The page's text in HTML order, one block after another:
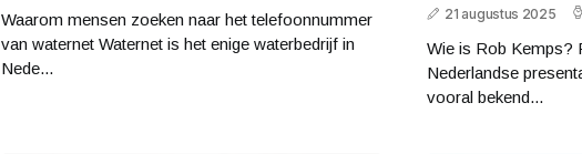
Waarom mensen zoeken naar het telefoonnummer
van waternet Waternet is het enige waterbedrijf in
Nede...
21 augustus 2025
Wie is Rob Kemps?
Nederlandse
vooral bekend...